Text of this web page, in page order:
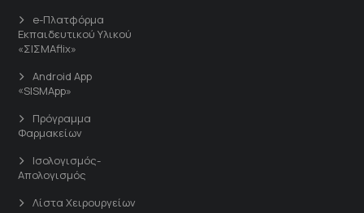
e-Πλατφόρμα
Εκπαιδευτικού Υλικού
«ΣΙΣΜΑflix»
Android App
«SISMApp»
Πρόγραμμα
Φαρμακείων
Ισολογισμός-
Απολογισμός
Λίστα Χειρουργείων